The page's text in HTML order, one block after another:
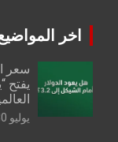
اخر
سعر
يفتح
يوليو 30, 2026